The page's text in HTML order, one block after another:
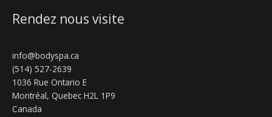
Rendez nous visite
info@bodyspa.ca
(514) 527-2639
1036 Rue Ontario E
Montréal, Quebec H2L 1P9
Canada